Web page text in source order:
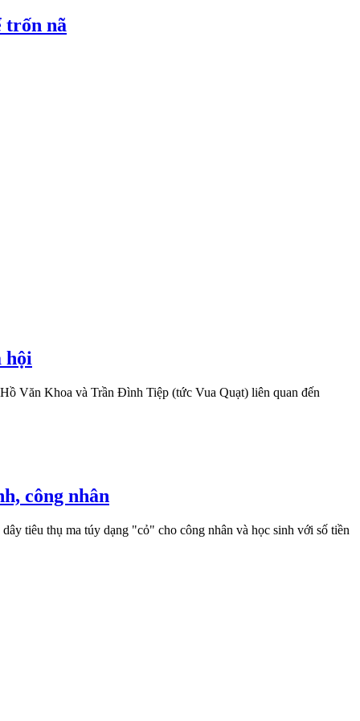
trốn nã
hội
Văn Khoa và Trần Đình Tiệp (tức Vua Quạt) liên quan đến
công nhân
tiêu thụ ma túy dạng "cỏ" cho công nhân và học sinh với số tiền